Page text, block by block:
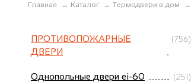
Главная → Каталог → Термодвери в дом →
ПРОТИВОПОЖАРНЫЕ
ДВЕРИ
(756)
Однопольные двери ei-60 (251)